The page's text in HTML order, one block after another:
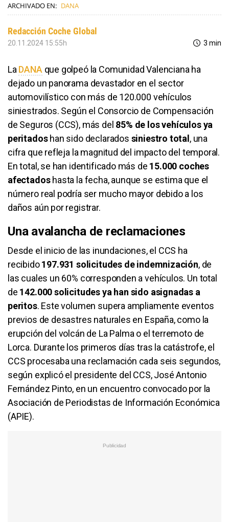
ARCHIVADO EN: DANA
Redacción Coche Global
20.11.2024 15:55h 3 min
La DANA que golpeó la Comunidad Valenciana ha
dejado un panorama devastador en el sector
automovilístico con más de 120.000 vehículos
siniestrados. Según el Consorcio de Compensación
de Seguros (CCS), más del 85% de los vehículos ya
peritadoshan sido declarados siniestro total, una
cifra que refleja la magnitud del impacto del temporal.
En total, se han identificado más de 15.000 coches
afectadoshasta la fecha, aunque se estima que el
número real podría ser mucho mayor debido a los
daños aún por registrar.
Una avalancha de reclamaciones
Desde el inicio de las inundaciones, el CCS ha
recibido197.931 solicitudes de indemnización, de
las cuales un 60% corresponden a vehículos. Un total
de 142.000 solicitudes ya han sido asignadas a
peritos. Este volumen supera ampliamente eventos
previos de desastres naturales en España, como la
erupción del volcán de La Palma o el terremoto de
Lorca. Durante los primeros días tras la catástrofe, el
CCS procesaba una reclamación cada seis segundos,
según explicó el presidente del CCS, José Antonio
Fernández Pinto, en un encuentro convocado por la
Asociación de Periodistas de Información Económica
(APIE).